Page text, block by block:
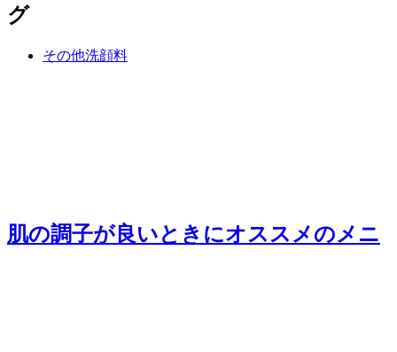
グ
その他洗顔料
肌の調子が良いときにオススメのメニ